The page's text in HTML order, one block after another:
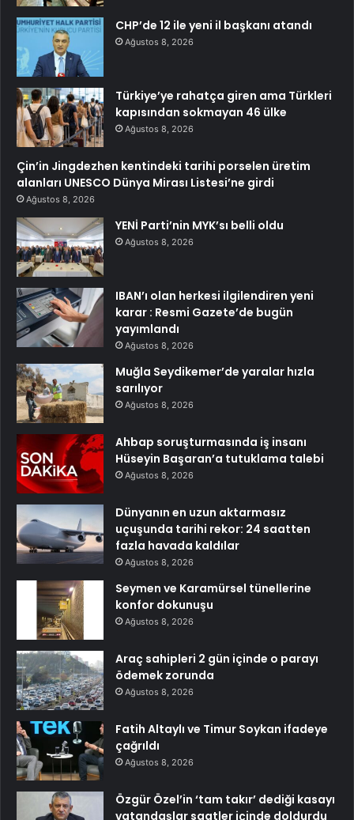
CHP’de 12 ile yeni il başkanı atandı
Ağustos 8, 2026
Türkiye’ye rahatça giren ama Türkleri
kapısından sokmayan 46 ülke
Ağustos 8, 2026
Çin’in Jingdezhen kentindeki tarihi porselen üretim
alanları UNESCO Dünya Mirası Listesi’ne girdi
Ağustos 8, 2026
YENİ Parti’nin MYK’sı belli oldu
Ağustos 8, 2026
IBAN’ı olan herkesi ilgilendiren yeni
karar : Resmi Gazete’de bugün
yayımlandı
Ağustos 8, 2026
Muğla Seydikemer’de yaralar hızla
sarılıyor
Ağustos 8, 2026
Ahbap soruşturmasında iş insanı
Hüseyin Başaran’a tutuklama talebi
Ağustos 8, 2026
Dünyanın en uzun aktarmasız
uçuşunda tarihi rekor: 24 saatten
fazla havada kaldılar
Ağustos 8, 2026
Seymen ve Karamürsel tünellerine
konfor dokunuşu
Ağustos 8, 2026
Araç sahipleri 2 gün içinde o parayı
ödemek zorunda
Ağustos 8, 2026
Fatih Altaylı ve Timur Soykan ifadeye
çağrıldı
Ağustos 8, 2026
Özgür Özel’in ‘tam takır’ dediği kasayı
vatandaşlar saatler içinde doldurdu